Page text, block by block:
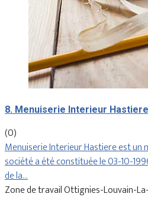
8. Menuiserie Interieur Hastiere
(0)
Menuiserie Interieur Hastiere est un
société a été constituée le 03-10-
de la…
Zone de travail Ottignies-Louvain-